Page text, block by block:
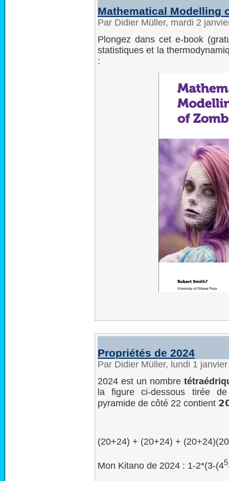
Mathematical Modelling
Par Didier Müller, mardi 2
Plongez dans cet e-book
statistiques et la
:
Propriétés de 2024
Par Didier Müller, lundi 1
2024 est un nombre
la figure ci-dessous tirée
pyramide de côté 22 contient
(20+24) + (20+24) +
Mon Kitano de 2024 : 1-2*(3-(45